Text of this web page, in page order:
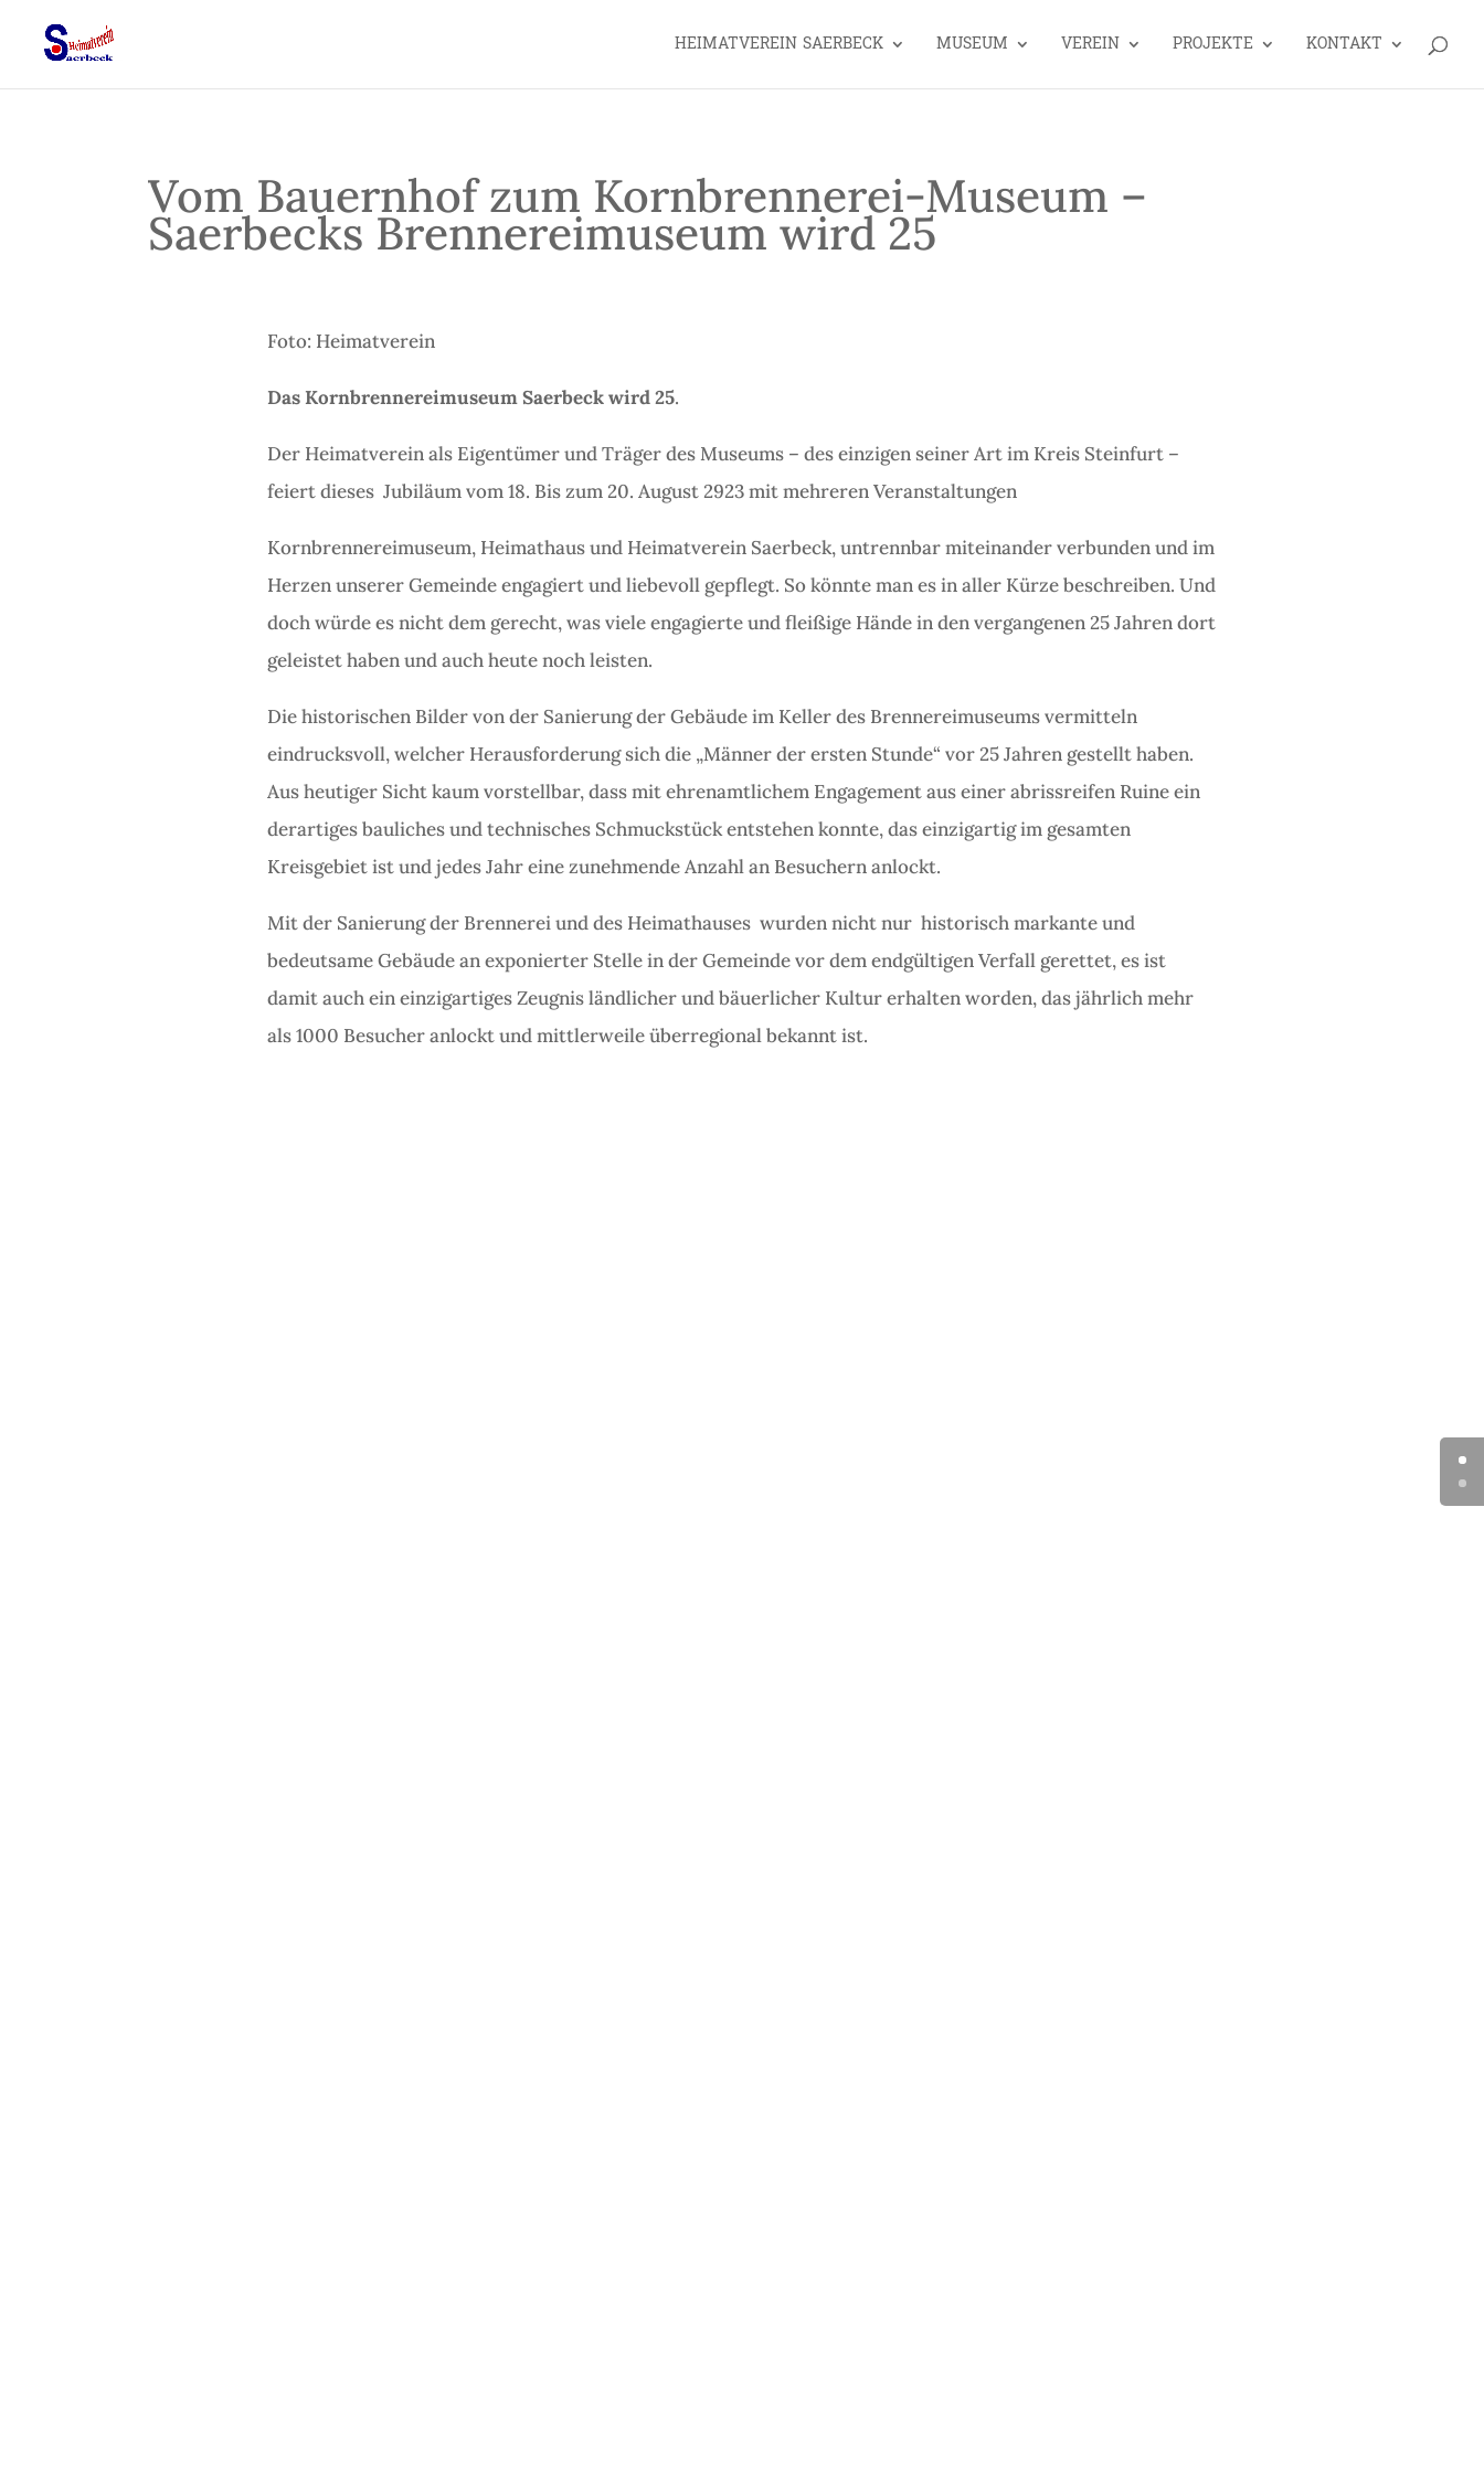
HEIMATVEREIN SAERBECK MUSEUM VEREIN PROJEKTE KONTAKT
Vom Bauernhof zum Kornbrennerei-Museum –
Saerbecks Brennereimuseum wird 25
Foto: Heimatverein
Das Kornbrennereimuseum Saerbeck wird 25.
Der Heimatverein als Eigentümer und Träger des Museums – des einzigen seiner Art im Kreis Steinfurt –
feiert dieses Jubiläum vom 18. Bis zum 20. August 2923 mit mehreren Veranstaltungen
Kornbrennereimuseum, Heimathaus und Heimatverein Saerbeck, untrennbar miteinander verbunden und im
Herzen unserer Gemeinde engagiert und liebevoll gepflegt. So könnte man es in aller Kürze beschreiben. Und
doch würde es nicht dem gerecht, was viele engagierte und fleißige Hände in den vergangenen 25 Jahren dort
geleistet haben und auch heute noch leisten.
Die historischen Bilder von der Sanierung der Gebäude im Keller des Brennereimuseums vermitteln
eindrucksvoll, welcher Herausforderung sich die „Männer der ersten Stunde“ vor 25 Jahren gestellt haben.
Aus heutiger Sicht kaum vorstellbar, dass mit ehrenamtlichem Engagement aus einer abrissreifen Ruine ein
derartiges bauliches und technisches Schmuckstück entstehen konnte, das einzigartig im gesamten
Kreisgebiet ist und jedes Jahr eine zunehmende Anzahl an Besuchern anlockt.
Mit der Sanierung der Brennerei und des Heimathauses wurden nicht nur historisch markante und
bedeutsame Gebäude an exponierter Stelle in der Gemeinde vor dem endgültigen Verfall gerettet, es ist
damit auch ein einzigartiges Zeugnis ländlicher und bäuerlicher Kultur erhalten worden, das jährlich mehr
als 1000 Besucher anlockt und mittlerweile überregional bekannt ist.